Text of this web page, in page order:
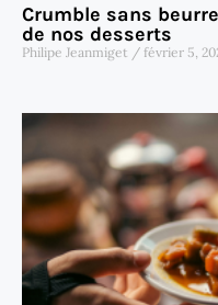
Crumble sans
de nos desserts
Philipe Jeanmiget février 5,